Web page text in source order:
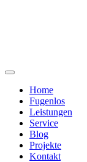
Home
Fugenlos
Leistungen
Service
Blog
Projekte
Kontakt